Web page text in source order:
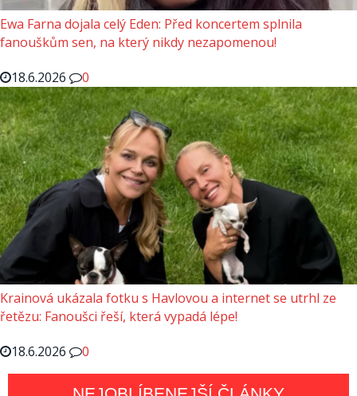
Ewa Farna dojala celý Eden: Před koncertem splnila
fanouškům sen, na který nikdy nezapomenou!
18.6.2026
0
Krainová ukázala fotku s Havlovou a internet se utrhl ze
řetězu: Fanoušci řeší, která vypadá lépe!
18.6.2026
0